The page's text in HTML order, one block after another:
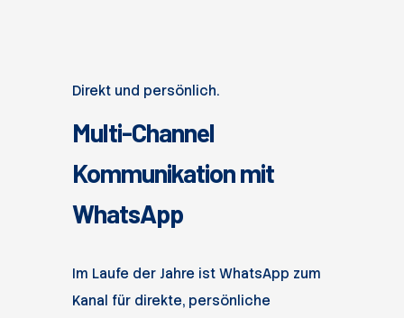
Direkt und persönlich.
Multi-Channel
Kommunikation mit
WhatsApp
Im Laufe der Jahre ist WhatsApp zum
Kanal für direkte, persönliche